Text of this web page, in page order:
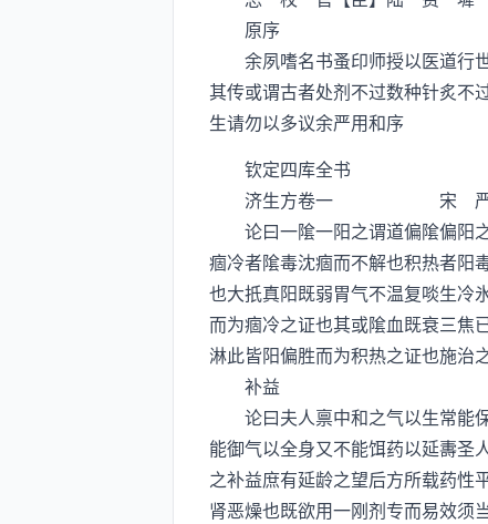
原序
余夙嗜名书蚤印师授以医道行世
其传或谓古者处剂不过数种针炙不
生请勿以多议余严用和序
钦定四库全书
济生方卷一 宋 严用
论曰一隂一阳之谓道偏隂偏阳之
痼冷者隂毒沈痼而不解也积热者阳
也大扺真阳既弱胃气不温复啖生冷
而为痼冷之证也其或隂血既衰三焦
淋此皆阳偏胜而为积热之证也施治
补益
论曰夫人禀中和之气以生常能保
能御气以全身又不能饵药以延夀圣
之补益庶有延龄之望后方所载药性
肾恶燥也既欲用一刚剂专而易效须